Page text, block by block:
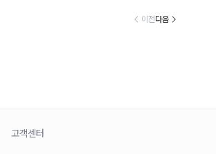
이전다음
고객센터